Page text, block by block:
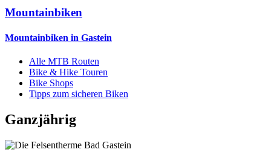
Mountainbiken
Mountainbiken in Gastein
Alle MTB Routen
Bike & Hike Touren
Bike Shops
Tipps zum sicheren Biken
Ganzjährig